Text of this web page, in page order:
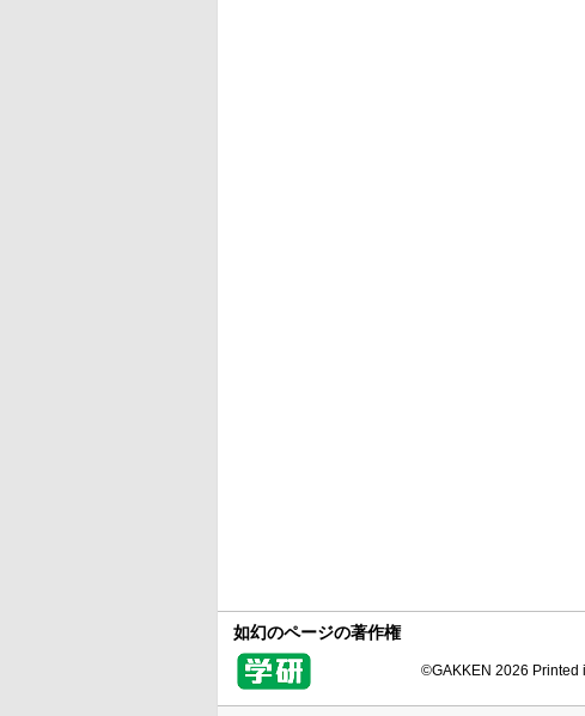
如幻のページの著作権
©GAKKEN 2026 Printed